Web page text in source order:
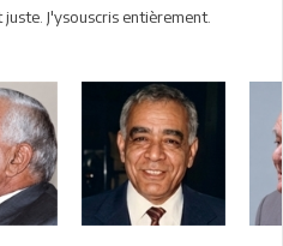
J'ysouscris entièrement.